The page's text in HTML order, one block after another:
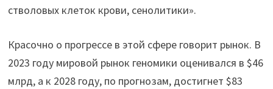
стволовых клеток крови, сенолитики».
Красочно о прогрессе в этой сфере говорит рынок. В
2023 году мировой рынок геномики оценивался в $46
млрд, а к 2028 году, по прогнозам, достигнет $83